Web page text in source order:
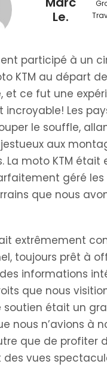
Le.
participé à un
KTM au départ de
et ce fut une
incroyable! Les
le souffle,
aux
La moto KTM était
géré
que nous
extrêmement
toujours prêt à
informations
que nous
soutien était un
nous n’avions à
que de profiter
vues